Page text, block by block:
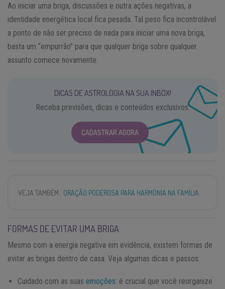
Ao iniciar uma briga, discussões e outra ações negativas, a
identidade energética local fica pesada. Tal peso fica incontrolável
a ponto de não ser preciso de nada para iniciar uma nova briga,
basta um “empurrão” para que qualquer briga sobre qualquer
assunto comece novamente.
DICAS DE ASTROLOGIA NA SUA INBOX!
Receba previsões, dicas e conteúdos exclusivos.
CADASTRAR AGORA
VEJA TAMBÉM ORAÇÃO PODEROSA PARA HARMONIA NA FAMÍLIA
FORMAS DE EVITAR UMA BRIGA
Mesmo com a energia negativa em evidência, existem formas de
evitar as brigas dentro de casa. Veja algumas dicas e passos:
Cuidado com as suas emoções: é crucial que você reorganize